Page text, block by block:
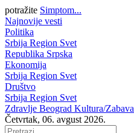
potražite Simptom...
Najnovije vesti
Politika
Srbija Region Svet
Republika Srpska
Ekonomija
Srbija Region Svet
Društvo
Srbija Region Svet
Zdravlje Beograd Kultura/Zabava
Četvrtak, 06. avgust 2026.